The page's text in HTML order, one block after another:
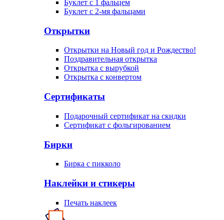
Буклет с 1 фальцем
Буклет с 2-мя фальцами
Открытки
Открытки на Новый год и Рождество!
Поздравительная открытка
Открытка с вырубкой
Открытка с конвертом
Сертификаты
Подарочный сертификат на скидки
Сертификат с фольгированием
Бирки
Бирка с пикколо
Наклейки и стикеры
Печать наклеек